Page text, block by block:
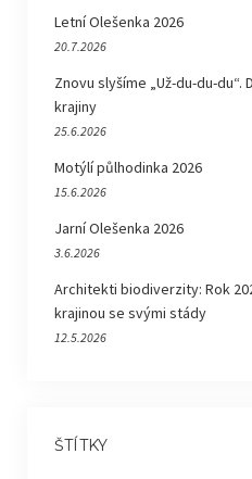
Letní Olešenka 2026
20.7.2026
Znovu slyšíme „Už-du-du-
krajiny
25.6.2026
Motýlí půlhodinka 2026
15.6.2026
Jarní Olešenka 2026
3.6.2026
Architekti biodiverzity: Rok
krajinou se svými stády
12.5.2026
ŠTÍTKY